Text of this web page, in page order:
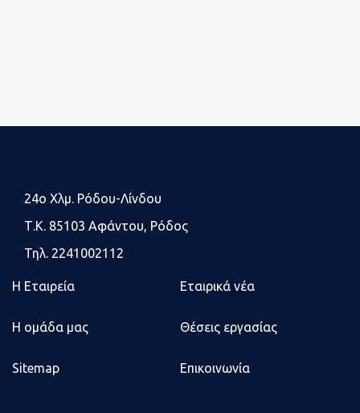
24o Χλμ. Ρόδου-Λίνδου
Τ.Κ. 85103 Αφάντου, Ρόδος
Τηλ. 2241002112
Η Εταιρεία Εταιρικά νέα
Η ομάδα μας Θέσεις εργασίας
Sitemap Επικοινωνία